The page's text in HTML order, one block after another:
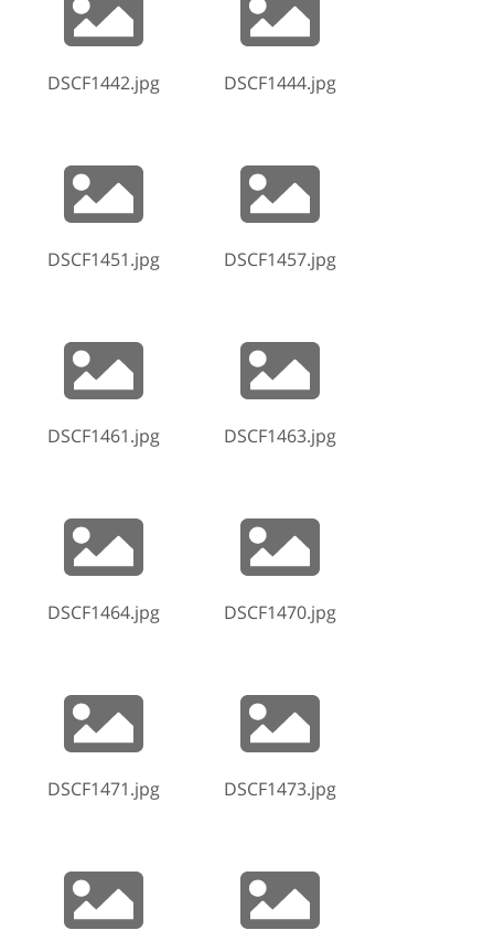
DSCF1442.jpg DSCF1444.jpg
DSCF1451.jpg DSCF1457.jpg
DSCF1461.jpg DSCF1463.jpg
DSCF1464.jpg DSCF1470.jpg
DSCF1471.jpg DSCF1473.jpg